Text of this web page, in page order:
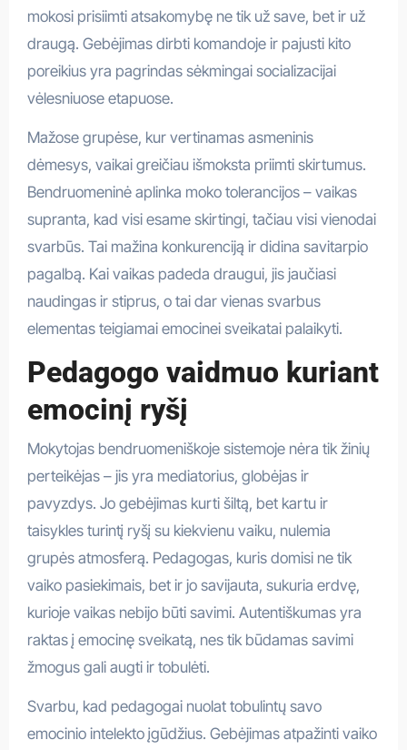
mokosi prisiimti atsakomybę ne tik už save, bet ir už
draugą. Gebėjimas dirbti komandoje ir pajusti kito
poreikius yra pagrindas sėkmingai socializacijai
vėlesniuose etapuose.
Mažose grupėse, kur vertinamas asmeninis
dėmesys, vaikai greičiau išmoksta priimti skirtumus.
Bendruomeninė aplinka moko tolerancijos – vaikas
supranta, kad visi esame skirtingi, tačiau visi vienodai
svarbūs. Tai mažina konkurenciją ir didina savitarpio
pagalbą. Kai vaikas padeda draugui, jis jaučiasi
naudingas ir stiprus, o tai dar vienas svarbus
elementas teigiamai emocinei sveikatai palaikyti.
Pedagogo vaidmuo kuriant
emocinį ryšį
Mokytojas bendruomeniškoje sistemoje nėra tik žinių
perteikėjas – jis yra mediatorius, globėjas ir
pavyzdys. Jo gebėjimas kurti šiltą, bet kartu ir
taisykles turintį ryšį su kiekvienu vaiku, nulemia
grupės atmosferą. Pedagogas, kuris domisi ne tik
vaiko pasiekimais, bet ir jo savijauta, sukuria erdvę,
kurioje vaikas nebijo būti savimi. Autentiškumas yra
raktas į emocinę sveikatą, nes tik būdamas savimi
žmogus gali augti ir tobulėti.
Svarbu, kad pedagogai nuolat tobulintų savo
emocinio intelekto įgūdžius. Gebėjimas atpažinti vaiko